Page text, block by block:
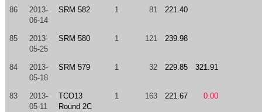
86
2013-
06-14
SRM 582 1 81 221.40
85
2013-
05-25
SRM 580 1 121 239.98
84
2013-
05-18
SRM 579 1 32 229.85 321.91
83
2013-
05-11
TCO13
Round 2C
1 163 221.67 0.00